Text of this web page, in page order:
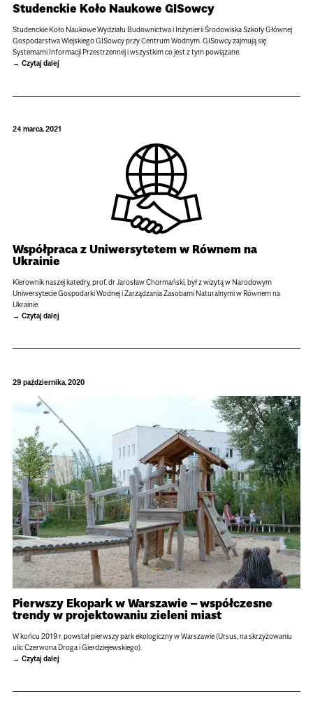
Studenckie Koło Naukowe GISowcy
Studenckie Koło Naukowe Wydziału Budownictwa i Inżynierii Środowiska Szkoły Głównej
Gospodarstwa Wiejskiego GISowcy przy Centrum Wodnym. GISowcy zajmują się
Systemami Informacji Przestrzennej i wszystkim co jest z tym powiązane.
Czytaj dalej
24 marca, 2021
Współpraca z Uniwersytetem w Równem na
Ukrainie
Kierownik naszej katedry, prof. dr Jarosław Chormański, był z wizytą w Narodowym
Uniwersytecie Gospodarki Wodnej i Zarządzania Zasobami Naturalnymi w Równem na
Ukrainie.
Czytaj dalej
29 października, 2020
Pierwszy Ekopark w Warszawie – współczesne
trendy w projektowaniu zieleni miast
W końcu 2019 r. powstał pierwszy park ekologiczny w Warszawie (Ursus, na skrzyżowaniu
ulic Czerwona Droga i Gierdziejewskiego).
Czytaj dalej